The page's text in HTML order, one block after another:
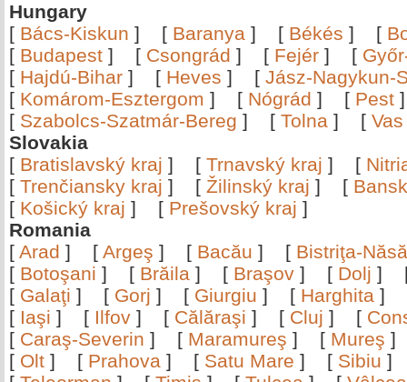
Hungary
[ Bács-Kiskun ] [ Baranya ] [ Békés ] [
[ Budapest ] [ Csongrád ] [ Fejér ] [
[ Hajdú-Bihar ] [ Heves ] [ Jász-Nagykun-
[ Komárom-Esztergom ] [ Nógrád ] [ Pest
[ Szabolcs-Szatmár-Bereg ] [ Tolna ] [ Vas
Slovakia
[ Bratislavský kraj ] [ Trnavský kraj ] [
[ Trenčiansky kraj ] [ Žilinský kraj ] [
[ Košický kraj ] [ Prešovský kraj ]
Romania
[ Arad ] [ Argeş ] [ Bacău ] [ Bistriţa-
[ Botoşani ] [ Brăila ] [ Braşov ] [ Dolj ]
[ Galaţi ] [ Gorj ] [ Giurgiu ] [ Harghita ]
[ Iaşi ] [ Ilfov ] [ Călăraşi ] [ Cluj ] [
[ Caraş-Severin ] [ Maramureş ] [ Mureş
[ Olt ] [ Prahova ] [ Satu Mare ] [ Sibiu